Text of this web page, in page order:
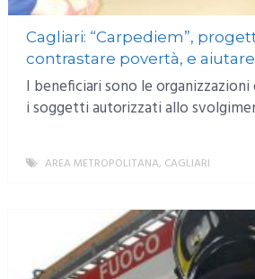
Cagliari: “Carpediem”,
contrastare povertà, e
I beneficiari sono le
i soggetti autorizzati allo
AREA METROPOLITANA, CAGLIARI